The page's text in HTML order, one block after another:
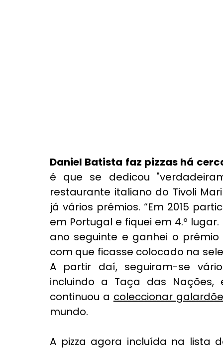
Daniel Batista faz pizzas há
é que se dedicou
restaurante italiano do Tivoli
já vários prémios. “Em 2015
em Portugal e fiquei em 4.º
ano seguinte e ganhei o prémio
com que ficasse colocado na
A partir daí, seguiram-se
incluindo a Taça das Nações,
continuou a coleccionar
mundo.